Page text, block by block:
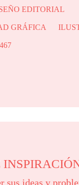
EDITORIAL
GRÁFICA
sus ideas y